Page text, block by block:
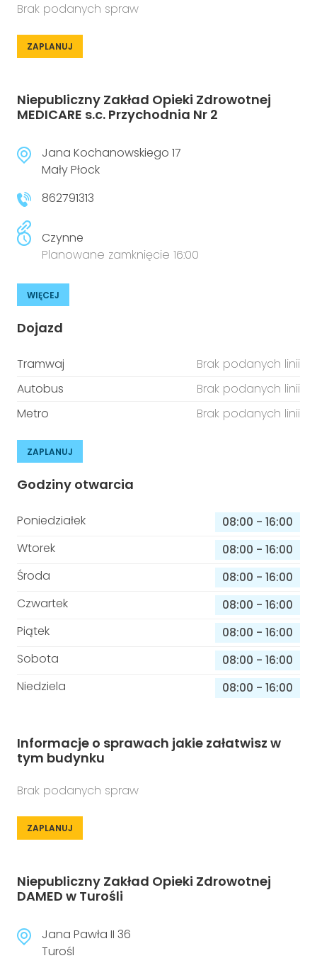
Brak podanych spraw
ZAPLANUJ
Niepubliczny Zakład Opieki Zdrowotnej
MEDICARE s.c. Przychodnia Nr 2
Jana Kochanowskiego 17
Mały Płock
862791313
Czynne
Planowane zamknięcie 16:00
WIĘCEJ
Dojazd
Tramwaj
Brak podanych linii
Autobus
Brak podanych linii
Metro
Brak podanych linii
ZAPLANUJ
Godziny otwarcia
Poniedziałek 08:00 - 16:00
Wtorek
08:00 - 16:00
Środa
08:00 - 16:00
Czwartek
08:00 - 16:00
Piątek
08:00 - 16:00
Sobota
08:00 - 16:00
Niedziela
08:00 - 16:00
Informacje o sprawach jakie załatwisz w
tym budynku
Brak podanych spraw
ZAPLANUJ
Niepubliczny Zakład Opieki Zdrowotnej
DAMED w Turośli
Jana Pawła II 36
Turośl